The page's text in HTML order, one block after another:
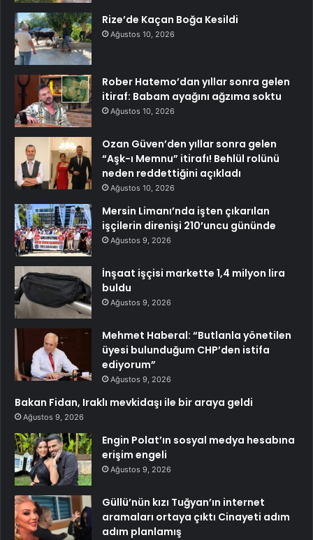
Rize’de Kaçan Boğa Kesildi
Ağustos 10, 2026
Rober Hatemo’dan yıllar sonra gelen
itiraf: Babam ayağını ağzıma soktu
Ağustos 10, 2026
Ozan Güven’den yıllar sonra gelen
“Aşk-ı Memnu” itirafı! Behlül rolünü
neden reddettiğini açıkladı
Ağustos 10, 2026
Mersin Limanı’nda işten çıkarılan
işçilerin direnişi 210’uncu gününde
Ağustos 9, 2026
İnşaat işçisi markette 1,4 milyon lira
buldu
Ağustos 9, 2026
Mehmet Haberal: “Butlanla yönetilen
üyesi bulunduğum CHP’den istifa
ediyorum”
Ağustos 9, 2026
Bakan Fidan, Iraklı mevkidaşı ile bir araya geldi
Ağustos 9, 2026
Engin Polat’ın sosyal medya hesabına
erişim engeli
Ağustos 9, 2026
Güllü’nün kızı Tuğyan’ın internet
aramaları ortaya çıktı Cinayeti adım
adım planlamış